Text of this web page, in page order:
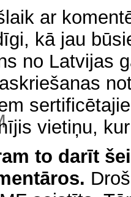
ar
kā jau
no Latvijas
vietiņu,
to darīt